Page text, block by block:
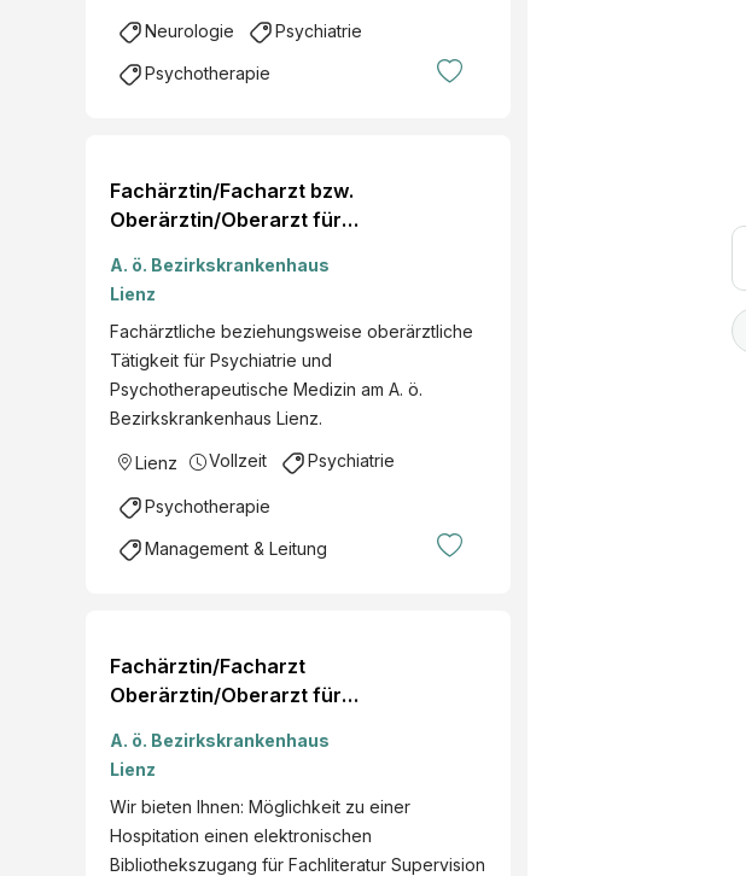
Neurologie Psychiatrie
Psychotherapie
Fachärztin/Facharzt bzw.
Oberärztin/Oberarzt für
Psychotherapeutische
Medizin
A. ö. Bezirkskrankenhaus
Lienz
Fachärztliche beziehungsweise oberärztliche
Tätigkeit für Psychiatrie und
Psychotherapeutische Medizin am A. ö.
Bezirkskrankenhaus Lienz.
Lienz Vollzeit Psychiatrie
Psychotherapie
Management & Leitung
Fachärztin/Facharzt
Oberärztin/Oberarzt für
Psychotherapeutische
Medizin oder
Allgemeinmediziner/Allge
meinmedizinerin
A. ö. Bezirkskrankenhaus
Lienz
Wir bieten Ihnen: Möglichkeit zu einer
Hospitation einen elektronischen
Bibliothekszugang für Fachliteratur Supervision